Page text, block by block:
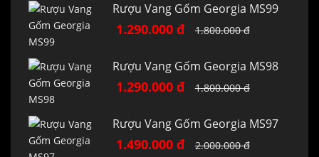
Rượu Vang Gốm Georgia MS99
1.290.000 đ 1.800.000 đ
Rượu Vang Gốm Georgia MS98
1.290.000 đ 1.800.000 đ
Rượu Vang Gốm Georgia MS97
1.490.000 đ 2.000.000 đ